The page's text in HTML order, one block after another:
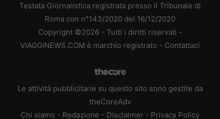
Testata Giornalistica registrata presso il Tribunale di
Roma con n°143/2020 del 16/12/2020
Copyright ©2026 - Tutti i diritti riservati -
VIAGGINEWS.COM è marchio registrato - Contattaci
Le attività pubblicitarie su questo sito sono gestite da
theCoreAdv
Chi siamo - Redazione - Disclaimer - Privacy Policy